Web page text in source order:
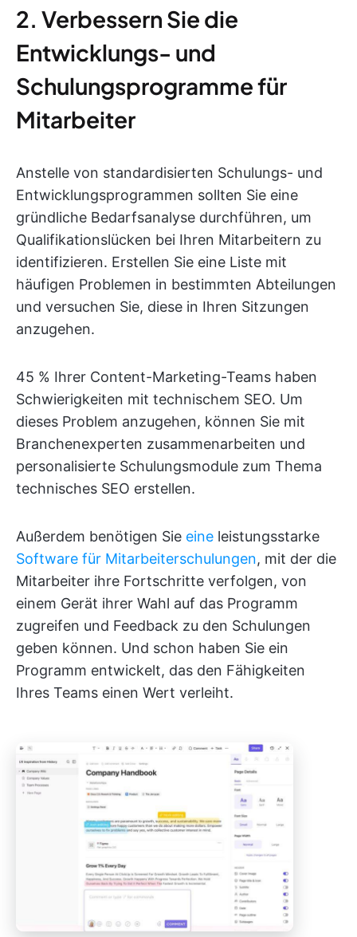
2. Verbessern Sie die
Entwicklungs- und
Schulungsprogramme für
Mitarbeiter
Anstelle von standardisierten Schulungs- und
Entwicklungsprogrammen sollten Sie eine
gründliche Bedarfsanalyse durchführen, um
Qualifikationslücken bei Ihren Mitarbeitern zu
identifizieren. Erstellen Sie eine Liste mit
häufigen Problemen in bestimmten Abteilungen
und versuchen Sie, diese in Ihren Sitzungen
anzugehen.
45 % Ihrer Content-Marketing-Teams haben
Schwierigkeiten mit technischem SEO. Um
dieses Problem anzugehen, können Sie mit
Branchenexperten zusammenarbeiten und
personalisierte Schulungsmodule zum Thema
technisches SEO erstellen.
Außerdem benötigen Sie eine leistungsstarke
Software für Mitarbeiterschulungen, mit der die
Mitarbeiter ihre Fortschritte verfolgen, von
einem Gerät ihrer Wahl auf das Programm
zugreifen und Feedback zu den Schulungen
geben können. Und schon haben Sie ein
Programm entwickelt, das den Fähigkeiten
Ihres Teams einen Wert verleiht.